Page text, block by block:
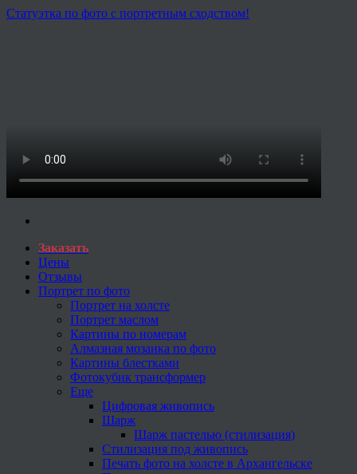
Статуэтка по фото с портретным сходством!
Заказать
Цены
Отзывы
Портрет по фото
Портрет на холсте
Портрет маслом
Картины по номерам
Алмазная мозаика по фото
Картины блестками
Фотокубик трансформер
Еще
Цифровая живопись
Шарж
Шарж пастелью (стилизация)
Стилизация под живопись
Печать фото на холсте в Архангельске